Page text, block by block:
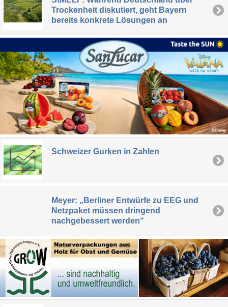
Trockenheit diskutiert, geht Bayern
bereits konkrete Lösungen an
Schweizer Gurken in Zahlen
Meyer: „Berliner Entwürfe zu EEG und
Netzpaket müssen dringend
nachgebessert werden“